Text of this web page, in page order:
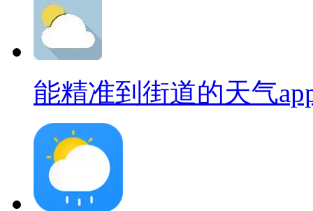
能精准到街道的天气